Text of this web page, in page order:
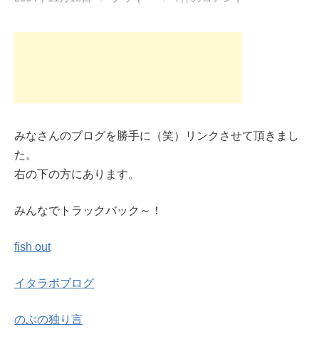
みなさんのブログを勝手に（笑）リンクさせて頂きまし
た。
右の下の方にあります。
みんなでトラックバック～！
fish out
イタラボブログ
のぶの独り言